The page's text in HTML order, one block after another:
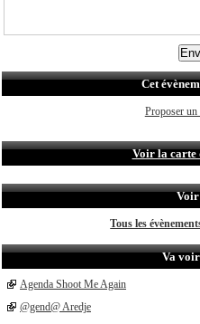
Cet
Proposer un
Voir la carte
Voir
Tous les
Va
Agenda Shoot Me Again
@gend@ Aredje